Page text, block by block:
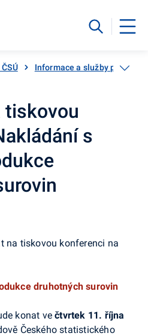
ČSÚ Informace a služby pro
tiskovou
s
na tiskovou konferenci na
druhotných surovin
konat večtvrtek 11. října
Českého statistického